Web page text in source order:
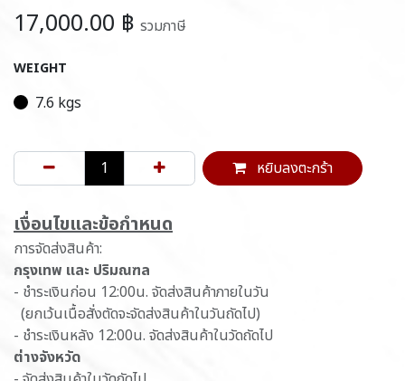
17,000.00 ฿ รวมภาษี
WEIGHT
7.6 kgs
หยิบลงตะกร้า
เ​งื่อนไขและข้อกำหนด
การจัดส่งสินค้า:
กรุงเทพ และ ปริมณฑล
- ชำระเงินก่อน 12:00น. จัดส่งสินค้าภายในวัน
(ยกเว้นเนื้อสั่งตัดจะจัดส่งสินค้าในวันถัดไป)
- ชำระเงินหลัง 12:00น. จัดส่งสินค้าในวัดถัดไป
ต่างจังหวัด